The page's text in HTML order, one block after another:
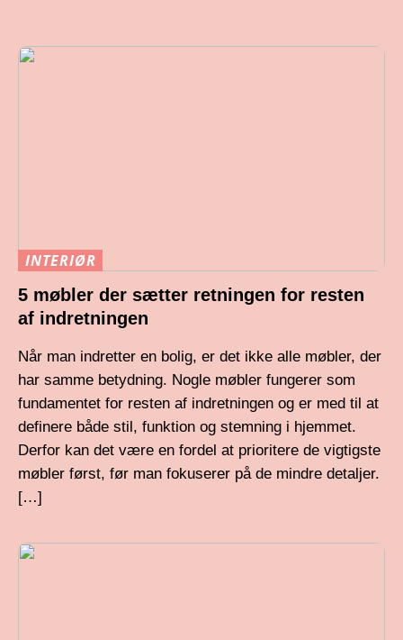
INTERIØR
5 møbler der sætter retningen for resten
af indretningen
Når man indretter en bolig, er det ikke alle møbler, der
har samme betydning. Nogle møbler fungerer som
fundamentet for resten af indretningen og er med til at
definere både stil, funktion og stemning i hjemmet.
Derfor kan det være en fordel at prioritere de vigtigste
møbler først, før man fokuserer på de mindre detaljer.
[…]